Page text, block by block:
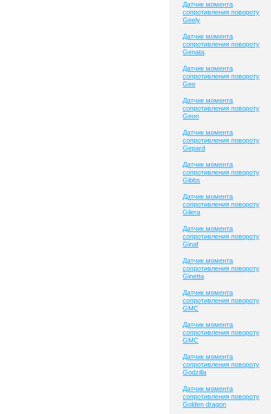
Датчик момента
сопротивления повороту
Geely
Датчик момента
сопротивления повороту
Genata
Датчик момента
сопротивления повороту
Geo
Датчик момента
сопротивления повороту
Geon
Датчик момента
сопротивления повороту
Gepard
Датчик момента
сопротивления повороту
Gibbs
Датчик момента
сопротивления повороту
Gilera
Датчик момента
сопротивления повороту
Ginaf
Датчик момента
сопротивления повороту
Ginetta
Датчик момента
сопротивления повороту
GMC
Датчик момента
сопротивления повороту
GMC
Датчик момента
сопротивления повороту
Godzilla
Датчик момента
сопротивления повороту
Golden dragon